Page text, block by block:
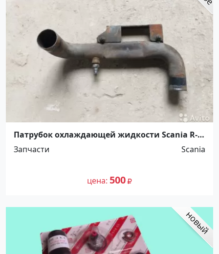
Патрубок охлаждающей жидкости Scania R-
series Ст.Холмская
Запчасти Scania
цена 500